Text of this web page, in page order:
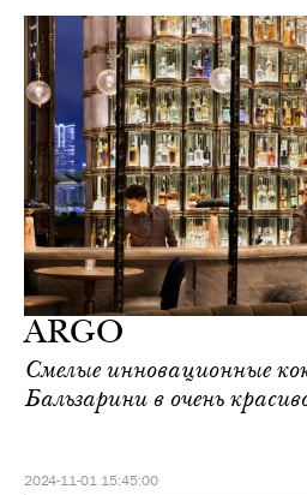
ARGO
Смелые инновационные
Бальзарини в очень
2024-11-01 15:45:00